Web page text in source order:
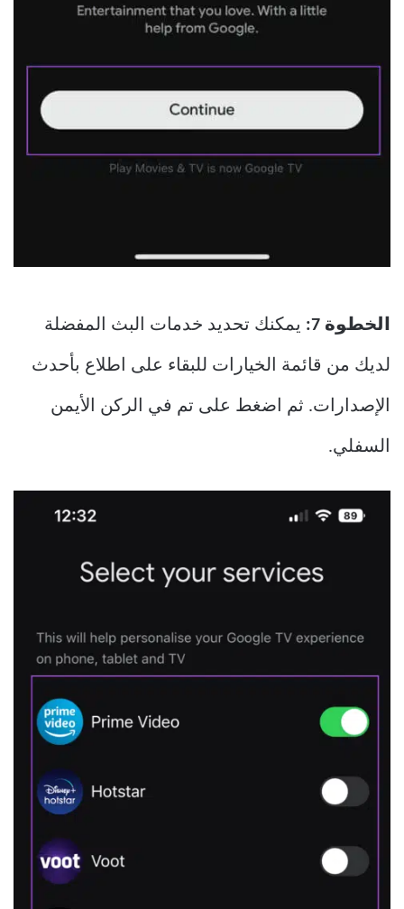
الخطوة 7: يمكنك تحديد خدمات البث المفضلة
لديك من قائمة الخيارات للبقاء على اطلاع بأحدث
الإصدارات. ثم اضغط على تم في الركن الأيمن
السفلي.